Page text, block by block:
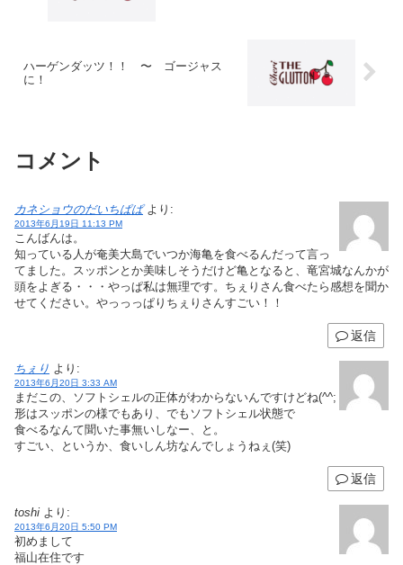
ハーゲンダッツ！！ 〜 ゴージャス
に！
コメント
カネショウのだいちぱぱ より:
2013年6月19日 11:13 PM
こんばんは。
知っている人が奄美大島でいつか海亀を食べるんだって言っ
てました。スッポンとか美味しそうだけど亀となると、竜宮城なんかが
頭をよぎる・・・やっぱ私は無理です。ちぇりさん食べたら感想を聞か
せてください。やっっっぱりちぇりさんすごい！！
返信
ちぇり より:
2013年6月20日 3:33 AM
まだこの、ソフトシェルの正体がわからないんですけどね(^^;
形はスッポンの様でもあり、でもソフトシェル状態で
食べるなんて聞いた事無いしなー、と。
すごい、というか、食いしん坊なんでしょうねぇ(笑)
返信
toshi より:
2013年6月20日 5:50 PM
初めまして
福山在住です